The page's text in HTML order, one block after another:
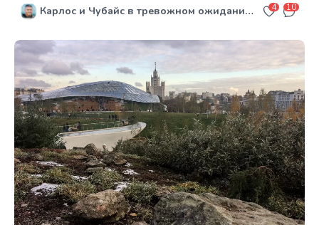
Карлос и Чубайс в тревожном ожидании зимы 4 10